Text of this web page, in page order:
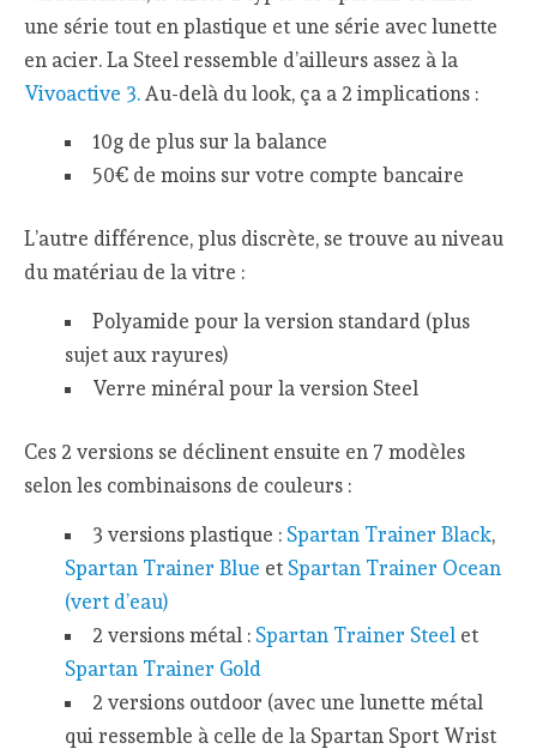
une série tout en plastique et une série avec lunette
en acier. La Steel ressemble d’ailleurs assez à la
Vivoactive 3. Au-delà du look, ça a 2 implications :
10g de plus sur la balance
50€ de moins sur votre compte bancaire
L’autre différence, plus discrète, se trouve au niveau
du matériau de la vitre :
Polyamide pour la version standard (plus
sujet aux rayures)
Verre minéral pour la version Steel
Ces 2 versions se déclinent ensuite en 7 modèles
selon les combinaisons de couleurs :
3 versions plastique : Spartan Trainer Black,
Spartan Trainer Blue et Spartan Trainer Ocean
(vert d’eau)
2 versions métal : Spartan Trainer Steel et
Spartan Trainer Gold
2 versions outdoor (avec une lunette métal
qui ressemble à celle de la Spartan Sport Wrist